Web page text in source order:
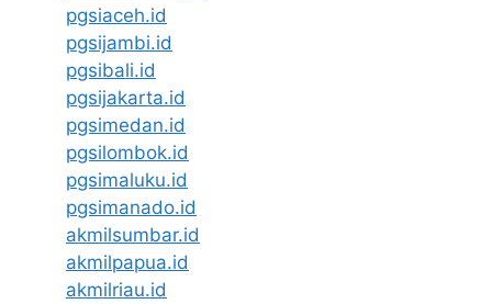
pgsiaceh.id
pgsijambi.id
pgsibali.id
pgsijakarta.id
pgsimedan.id
pgsilombok.id
pgsimaluku.id
pgsimanado.id
akmilsumbar.id
akmilpapua.id
akmilriau.id